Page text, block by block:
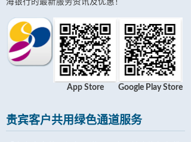
海银行的最新服务资讯及优惠！
App Store Google Play Store
贵宾客户共用绿色通道服务